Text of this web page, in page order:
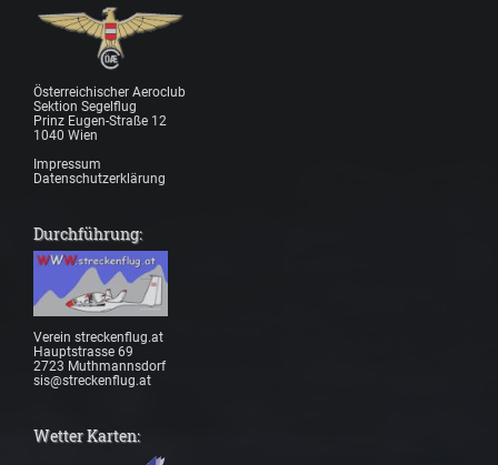
Österreichischer Aeroclub
Sektion Segelflug
Prinz Eugen-Straße 12
1040 Wien
Impressum
Datenschutzerklärung
Durchführung:
Verein streckenflug.at
Hauptstrasse 69
2723 Muthmannsdorf
sis@streckenflug.at
Wetter Karten: